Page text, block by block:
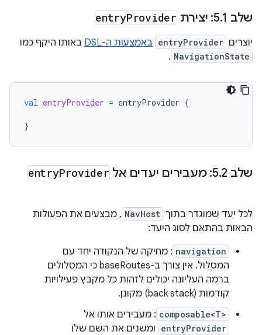
שלב 5 .1: יצירת entryProvider
יוצרים entryProvider באמצעות ה-DSL באותו היקף כמו
NavigationState
.
val entryProvider = entryProvider {
}
שלב 5 .2: מעבירים יעדים אל entryProvider
לכל יעד שמוגדר בתוך NavHost , מבצעים את הפעולות
הבאות בהתאם לסוג היעד:
navigation : מחיקה של הנקודה יחד עם
המסלול. אין צורך ב-baseRoutes כי המסלולים
ברמה העליונה יכולים לזהות כל מקבץ פעילויות
קודמות (back stack) מקונן.
composable<T> : מעבירים אותו אל
entryProvider ומשנים את השם שלו